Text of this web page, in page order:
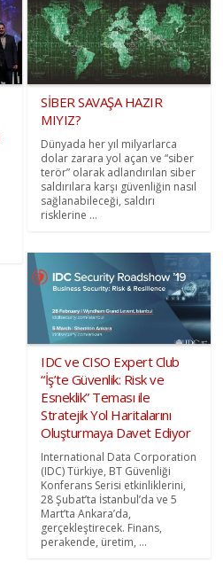
SİBER SAVAŞA HAZIR
MIYIZ?
Dünyada her yıl milyarlarca
dolar zarara yol açan ve “siber
terör” olarak adlandırılan siber
saldırılara karşı güvenliğin nasıl
sağlanabileceği, saldırı
risklerine ...
IDC ve CISO Expert Club
“İş’te Güvenlik: Risk ve
Esneklik” Teması ile
Stratejik Yol Haritalarını
Oluşturmaya Davet Ediyor
International Data Corporation
(IDC) Türkiye, BT Güvenliği
Konferans Serisi etkinliklerini,
28 Şubat’ta İstanbul’da ve 5
Mart’ta Ankara’da,
gerçekleştirecek. Finans,
perakende, üretim, ...